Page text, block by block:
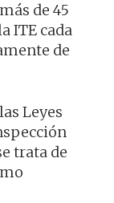
de 45
ITE cada
de
Leyes
trata de